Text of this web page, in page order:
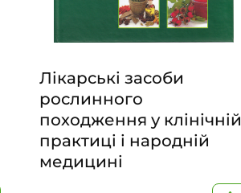
Лікарські засоби
рослинного
походження у клінічній
практиці і народній
медицині